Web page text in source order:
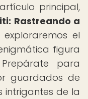
principal,
Rastreando a
exploraremos el
figura
para
guardados de
intrigantes de la